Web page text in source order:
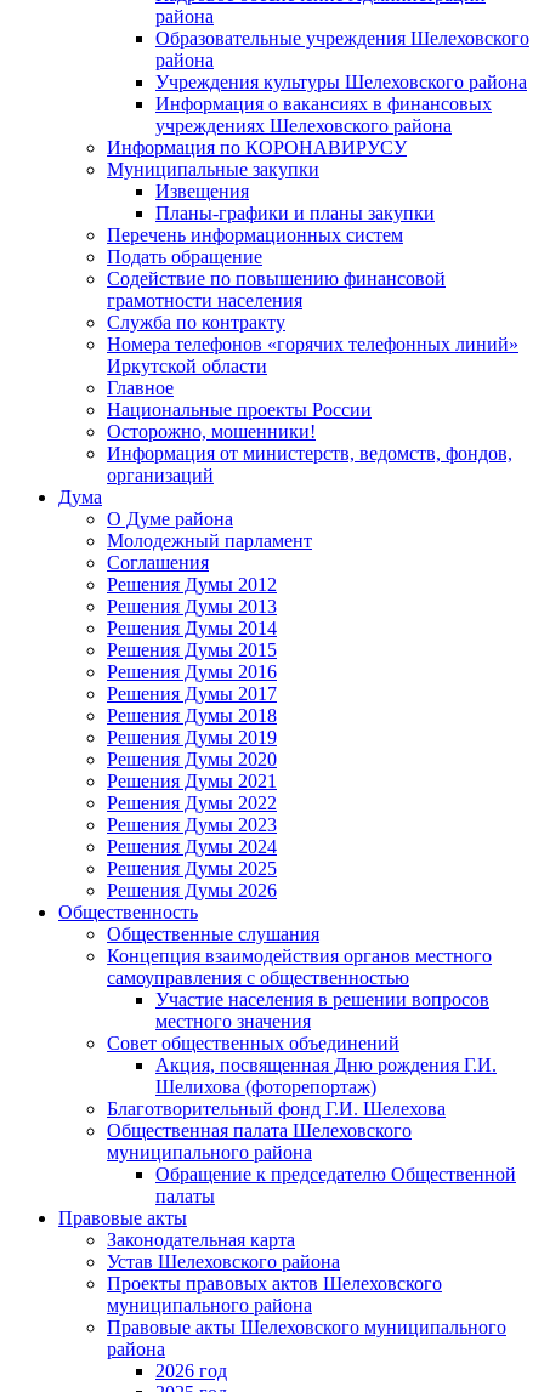
района
Образовательные учреждения Шелеховского
района
Учреждения культуры Шелеховского района
Информация о вакансиях в финансовых
учреждениях Шелеховского района
Информация по КОРОНАВИРУСУ
Муниципальные закупки
Извещения
Планы-графики и планы закупки
Перечень информационных систем
Подать обращение
Содействие по повышению финансовой
грамотности населения
Служба по контракту
Номера телефонов «горячих телефонных линий»
Иркутской области
Главное
Национальные проекты России
Осторожно, мошенники!
Информация от министерств, ведомств, фондов,
организаций
Дума
О Думе района
Молодежный парламент
Соглашения
Решения Думы 2012
Решения Думы 2013
Решения Думы 2014
Решения Думы 2015
Решения Думы 2016
Решения Думы 2017
Решения Думы 2018
Решения Думы 2019
Решения Думы 2020
Решения Думы 2021
Решения Думы 2022
Решения Думы 2023
Решения Думы 2024
Решения Думы 2025
Решения Думы 2026
Общественность
Общественные слушания
Концепция взаимодействия органов местного
самоуправления с общественностью
Участие населения в решении вопросов
местного значения
Совет общественных объединений
Акция, посвященная Дню рождения Г.И.
Шелихова (фоторепортаж)
Благотворительный фонд Г.И. Шелехова
Общественная палата Шелеховского
муниципального района
Обращение к председателю Общественной
палаты
Правовые акты
Законодательная карта
Устав Шелеховского района
Проекты правовых актов Шелеховского
муниципального района
Правовые акты Шелеховского муниципального
района
2026 год